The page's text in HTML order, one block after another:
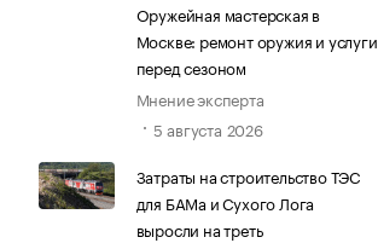
Оружейная мастерская в
Москве: ремонт оружия и услуги
перед сезоном
Мнение эксперта
5 августа 2026
Затраты на строительство ТЭС
для БАМа и Сухого Лога
выросли на треть